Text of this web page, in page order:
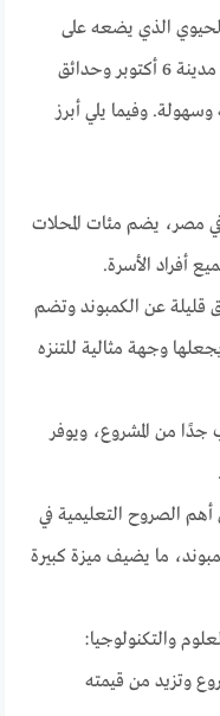
الذي يضعه على
مقربة من أهم المناطق والمعالم الحيوية في مدينة 6 أكتوبر وحدائق
وفيما يلي أبرز
مصر، يضم مئات المحلات
أفراد الأسرة.
قليلة عن الكمبوند وتضم
وجهة مثالية للتنزه
قريب جدًا من المشروع، ويوفر
الصروح التعليمية في
ما يضيف ميزة كبيرة
والتكنولوجيا:
وتزيد من قيمته